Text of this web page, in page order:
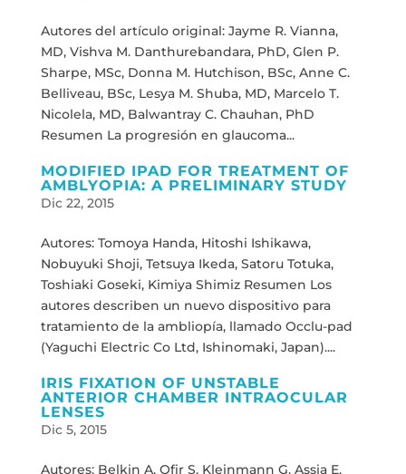
Autores del artículo original: Jayme R. Vianna,
MD, Vishva M. Danthurebandara, PhD, Glen P.
Sharpe, MSc, Donna M. Hutchison, BSc, Anne C.
Belliveau, BSc, Lesya M. Shuba, MD, Marcelo T.
Nicolela, MD, Balwantray C. Chauhan, PhD
Resumen La progresión en glaucoma...
MODIFIED IPAD FOR TREATMENT OF
AMBLYOPIA: A PRELIMINARY STUDY
Dic 22, 2015
Autores: Tomoya Handa, Hitoshi Ishikawa,
Nobuyuki Shoji, Tetsuya Ikeda, Satoru Totuka,
Toshiaki Goseki, Kimiya Shimiz Resumen Los
autores describen un nuevo dispositivo para
tratamiento de la ambliopía, llamado Occlu-pad
(Yaguchi Electric Co Ltd, Ishinomaki, Japan)....
IRIS FIXATION OF UNSTABLE
ANTERIOR CHAMBER INTRAOCULAR
LENSES
Dic 5, 2015
Autores: Belkin A, Ofir S, Kleinmann G, Assia E,